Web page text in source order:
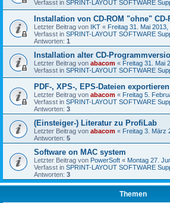
Verfasst in SPRINT-LAYOUT SOFTWARE
Installation von CD-ROM "ohne" CD-
Letzter Beitrag von IKT « Freitag 31. Mai 2013,
Verfasst in SPRINT-LAYOUT SOFTWARE
Antworten: 1
Installation alter CD-
Letzter Beitrag von abacom « Freitag 31. Mai
Verfasst in SPRINT-LAYOUT SOFTWARE
PDF-, XPS-, EPS-Dateien
Letzter Beitrag von abacom « Freitag 5.
Verfasst in SPRINT-LAYOUT SOFTWARE
Antworten: 3
(Einsteiger-) Literatur zu ProfiLab
Letzter Beitrag von abacom « Freitag 3. März
Antworten: 5
Software on MAC system
Letzter Beitrag von PowerSoft « Montag 27.
Verfasst in SPRINT-LAYOUT SOFTWARE
Antworten: 3
Themen